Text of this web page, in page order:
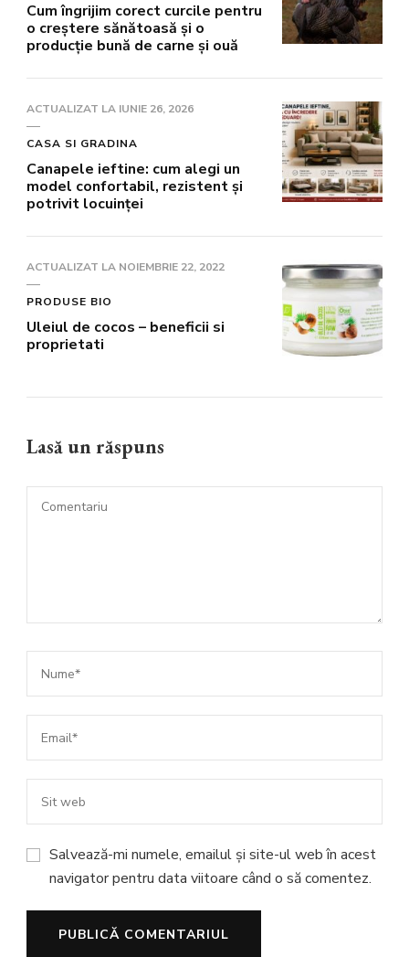
Cum îngrijim corect curcile pentru
o creștere sănătoasă și o
producție bună de carne și ouă
ACTUALIZAT LA IUNIE 26, 2026
CASA SI GRADINA
Canapele ieftine: cum alegi un
model confortabil, rezistent și
potrivit locuinței
ACTUALIZAT LA NOIEMBRIE 22, 2022
PRODUSE BIO
Uleiul de cocos – beneficii si
proprietati
Lasă un răspuns
Salvează-mi numele, emailul și site-ul web în acest
navigator pentru data viitoare când o să comentez.